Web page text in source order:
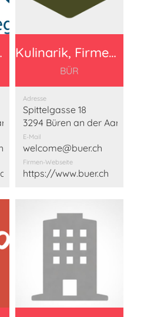
essen-geniessen
Kulinarik, Firmen Beitrag 150 Franken
BÜR
Adresse
Spittelgasse 18
3294 Büren an der Aare
E-Mail
welcome@buer.ch
Firmen-Webseite
https://www.buer.ch